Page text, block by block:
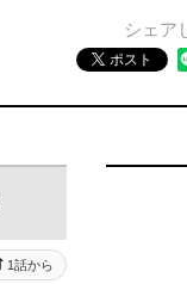
シェア
ポスト
1話から